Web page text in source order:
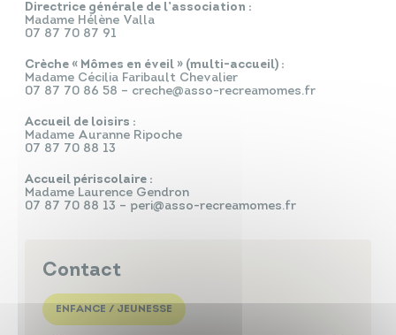
Directrice générale de l’association :
Madame Hélène Valla
07 87 70 87 91
Crèche « Mômes en éveil » (multi-accueil) :
Madame Cécilia Faribault Chevalier
07 87 70 86 58 – creche@asso-recreamomes.fr
Accueil de loisirs :
Madame Auranne Ripoche
07 87 70 88 13
Accueil périscolaire :
Madame Laurence Gendron
07 87 70 88 13 – peri@asso-recreamomes.fr
Contact
ENFANCE / JEUNESSE